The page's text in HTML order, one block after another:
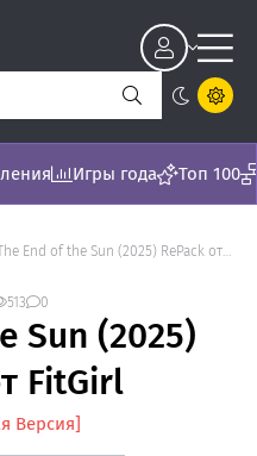
Игры года Топ 100
Sun (2025) RePack от FitGirl - торрент последняя версия [v 1.0.3]
513 0
Sun (2025)
FitGirl
Версия]